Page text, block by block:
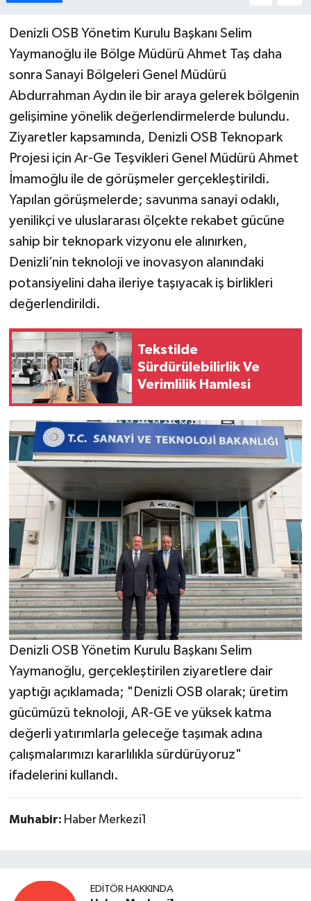
Denizli OSB Yönetim Kurulu Başkanı Selim
Yaymanoğlu ile Bölge Müdürü Ahmet Taş daha
sonra Sanayi Bölgeleri Genel Müdürü
Abdurrahman Aydın ile bir araya gelerek bölgenin
gelişimine yönelik değerlendirmelerde bulundu.
Ziyaretler kapsamında, Denizli OSB Teknopark
Projesi için Ar-Ge Teşvikleri Genel Müdürü Ahmet
İmamoğlu ile de görüşmeler gerçekleştirildi.
Yapılan görüşmelerde; savunma sanayi odaklı,
yenilikçi ve uluslararası ölçekte rekabet gücüne
sahip bir teknopark vizyonu ele alınırken,
Denizli’nin teknoloji ve inovasyon alanındaki
potansiyelini daha ileriye taşıyacak iş birlikleri
değerlendirildi.
Tekstilde
Sürdürülebilirlik Ve
Verimlilik Hamlesi
Denizli OSB Yönetim Kurulu Başkanı Selim
Yaymanoğlu, gerçekleştirilen ziyaretlere dair
yaptığı açıklamada; "Denizli OSB olarak; üretim
gücümüzü teknoloji, AR-GE ve yüksek katma
değerli yatırımlarla geleceğe taşımak adına
çalışmalarımızı kararlılıkla sürdürüyoruz"
ifadelerini kullandı.
Muhabir: Haber Merkezi1
EDITÖR HAKKINDA